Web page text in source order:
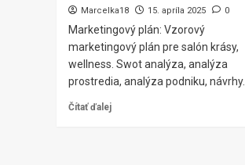
Marcelka18 15. apríla 2025 0
Marketingový plán: Vzorový
marketingový plán pre salón krásy,
wellness. Swot analýza, analýza
prostredia, analýza podniku, návrhy.
Čítať ďalej